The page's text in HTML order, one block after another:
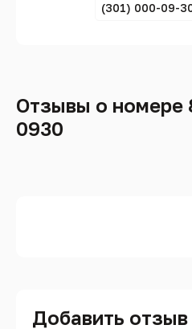
(301) 000-09-
Отзывы о номере
0930
Добавить отзыв